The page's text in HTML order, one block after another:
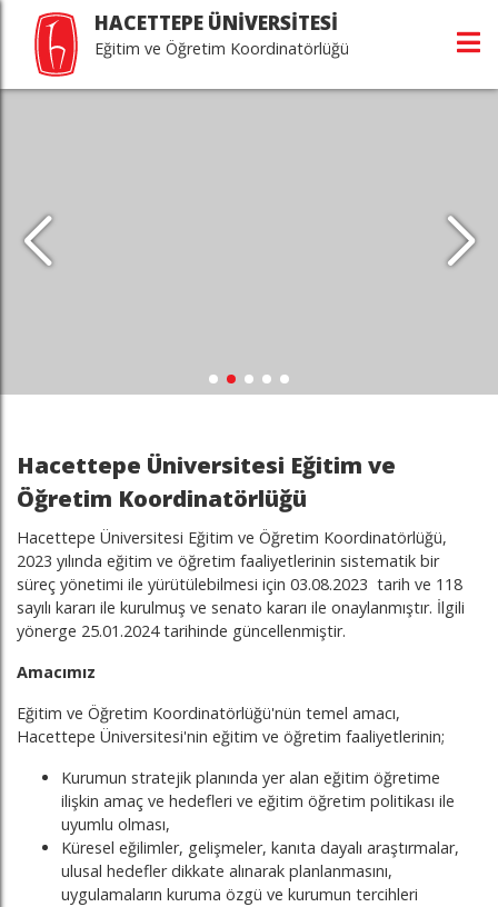
HACETTEPE ÜNİVERSİTESİ
Eğitim ve Öğretim Koordinatörlüğü
Hacettepe Üniversitesi Eğitim ve
Öğretim Koordinatörlüğü
Hacettepe Üniversitesi Eğitim ve Öğretim Koordinatörlüğü,
2023 yılında eğitim ve öğretim faaliyetlerinin sistematik bir
süreç yönetimi ile yürütülebilmesi için 03.08.2023 tarih ve 118
sayılı kararı ile kurulmuş ve senato kararı ile onaylanmıştır. İlgili
yönerge 25.01.2024 tarihinde güncellenmiştir.
Amacımız
Eğitim ve Öğretim Koordinatörlüğü'nün temel amacı,
Hacettepe Üniversitesi'nin eğitim ve öğretim faaliyetlerinin;
Kurumun stratejik planında yer alan eğitim öğretime
ilişkin amaç ve hedefleri ve eğitim öğretim politikası ile
uyumlu olması,
Küresel eğilimler, gelişmeler, kanıta dayalı araştırmalar,
ulusal hedefler dikkate alınarak planlanmasını,
uygulamaların kuruma özgü ve kurumun tercihleri